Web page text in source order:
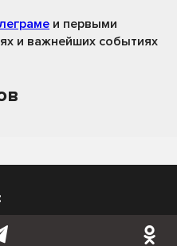
и первыми
и важнейших событиях